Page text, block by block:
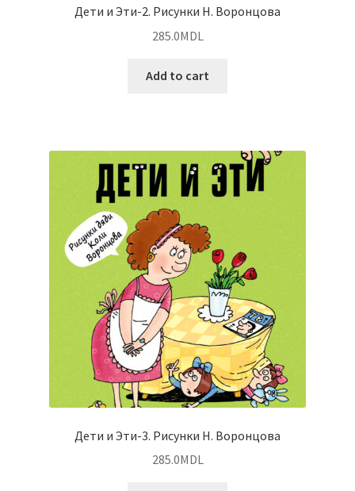
Дети и Эти-2. Рисунки Н. Воронцова
285.0MDL
Add to cart
Дети и Эти-3. Рисунки Н. Воронцова
285.0MDL